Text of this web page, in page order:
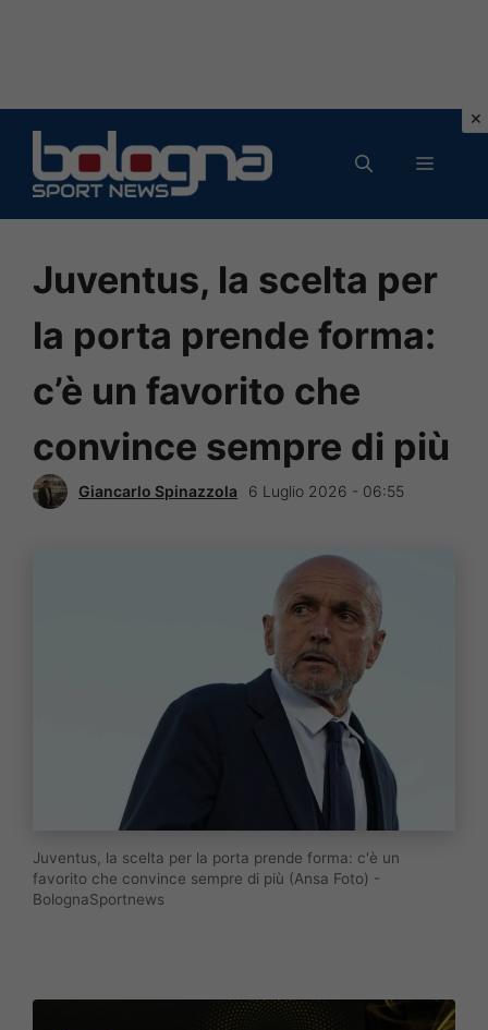
contenuto
MENU
Juventus, la scelta per
la porta prende forma:
c’è un favorito che
convince sempre di più
Giancarlo Spinazzola 6 Luglio 2026 - 06:55
Juventus, la scelta per la porta prende forma: c'è un
favorito che convince sempre di più (Ansa Foto) -
BolognaSportnews